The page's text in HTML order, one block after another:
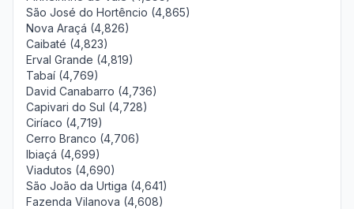
São José do Hortêncio (4,865)
Nova Araçá (4,826)
Caibaté (4,823)
Erval Grande (4,819)
Tabaí (4,769)
David Canabarro (4,736)
Capivari do Sul (4,728)
Ciríaco (4,719)
Cerro Branco (4,706)
Ibiaçá (4,699)
Viadutos (4,690)
São João da Urtiga (4,641)
Fazenda Vilanova (4,608)